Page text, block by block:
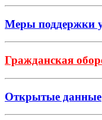
Меры поддержки
Гражданская
Открытые данные